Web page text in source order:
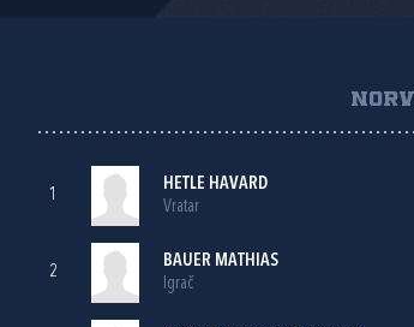
1
HETLE HAVARD
Vratar
2
BAUER MATHIAS
Igrač